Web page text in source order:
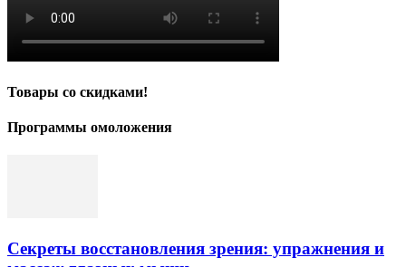
Товары со скидками!
Программы омоложения
Секреты восстановления зрения: упражнения и